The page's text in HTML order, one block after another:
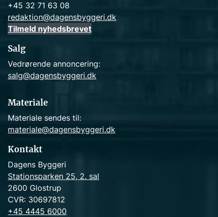
+45 32 71 63 08
redaktion@dagensbyggeri.dk
Tilmeld nyhedsbrevet
Salg
Vedrørende annoncering:
salg@dagensbyggeri.dk
Materiale
Materiale sendes til:
materiale@dagensbyggeri.dk
Kontakt
Dagens Byggeri
Stationsparken 25, 2. sal
2600 Glostrup
CVR: 30697812
+45 4445 6000